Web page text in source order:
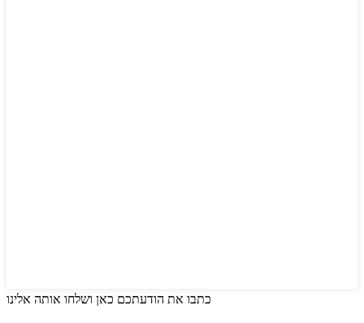
כתבו את הודעתכם כאן ושלחו אותה אלינו